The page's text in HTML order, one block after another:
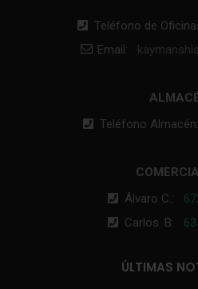
Teléfono de
Email:
Teléfono
Álvaro C.:
Carlos. B:
ÚLTIMAS